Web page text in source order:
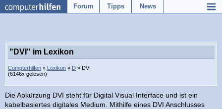
Forum Tipps News
"DVI" im Lexikon
Compterhilfen » Lexikon » D » DVI
(6146x gelesen)
Die Abkürzung DVI steht für Digital Visual Interface und ist ein
kabelbasiertes digitales Medium. Mithilfe eines DVI Anschlusses